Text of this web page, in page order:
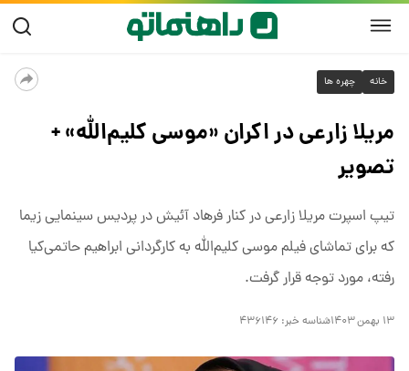
خانه چهره ها
مریلا زارعی در اکران «موسی کلیم‌الله» +
تصویر
تیپ اسپرت مریلا زارعی در کنار فرهاد آئیش در پردیس سینمایی زیما
که برای تماشای فیلم موسی کلیم‌الله به کارگردانی ابراهیم حاتمی‌کیا
رفته، مورد توجه قرار گرفت.
۱۳ بهمن ۱۴۰۳ شناسه خبر: ۴۳۶۱۴۶